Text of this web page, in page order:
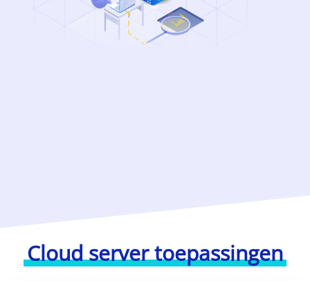
Cloud server toepassingen